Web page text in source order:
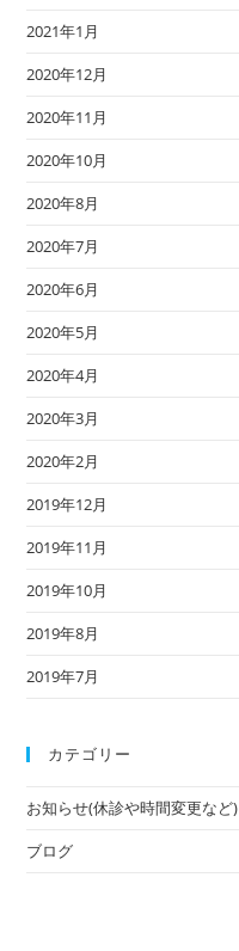
2021年1月
2020年12月
2020年11月
2020年10月
2020年8月
2020年7月
2020年6月
2020年5月
2020年4月
2020年3月
2020年2月
2019年12月
2019年11月
2019年10月
2019年8月
2019年7月
カテゴリー
お知らせ(休診や時間変更など)
ブログ